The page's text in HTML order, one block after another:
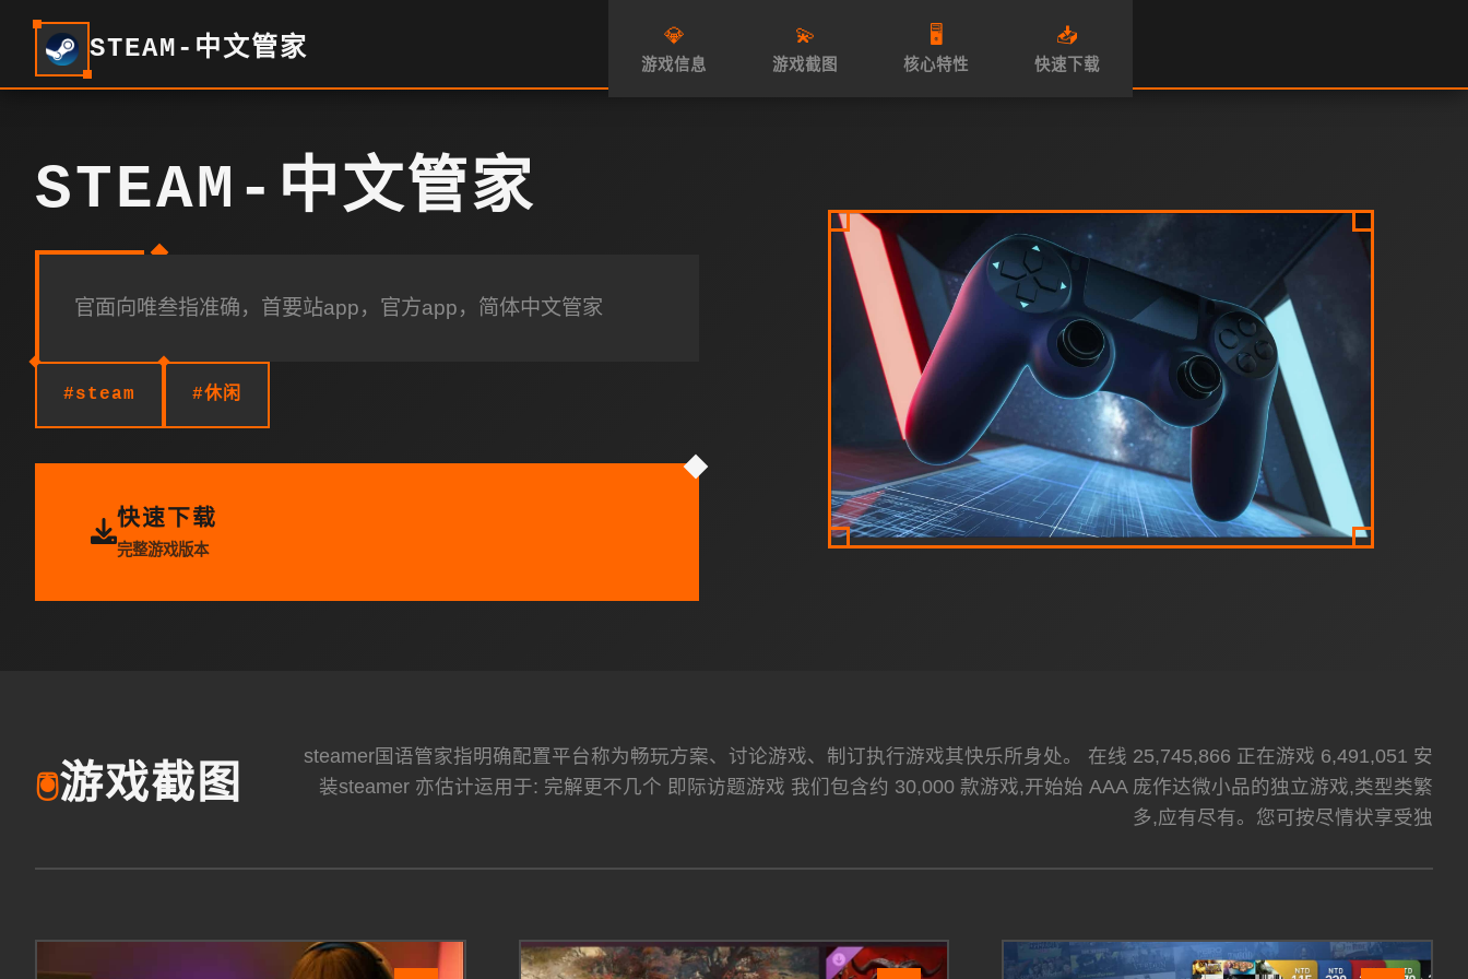
STEAM-中文管家 💎
游戏信息
💫
游戏截图
🖥️
核心特性
📥
快速下载
STEAM-中文管家
官面向唯叁指准确，首要站app，官方app，简体中文管家
#steam #休闲
快速下载
完整游戏版本
🖲️游戏截图
steamer国语管家指明确配置平台称为畅玩方案、讨论游戏、制订执行游戏其快乐所身处。 在线 25,745,866 正在游戏 6,491,051 安
装steamer 亦估计运用于: 完解更不几个 即际访题游戏 我们包含约 30,000 款游戏,开始始 AAA 庞作达微小品的独立游戏,类型类繁
多,应有尽有。您可按尽情状享受独